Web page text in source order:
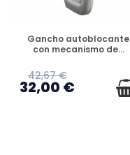
DISPONIBLE
Gancho autoblocante
con mecanismo de...
42,67 €
32,00 €